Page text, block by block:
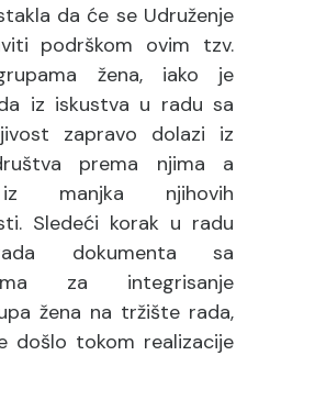
da će se Udruženje
podrškom ovim tzv.
žena, iako je
iz iskustva u radu sa
zapravo dolazi iz
prema njima a
manjka njihovih
Sledeći korak u radu
dokumenta sa
za integrisanje
žena na tržište rada,
došlo tokom realizacije